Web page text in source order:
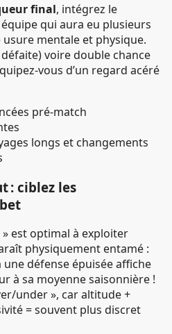
final, intégrez le
qui aura eu plusieurs
mentale et physique.
voire double chance
vous d’un regard acéré
pré-match
longs et changements
: ciblez les
» est optimal à exploiter
physiquement entamé :
défense épuisée affiche
à sa moyenne saisonnière !
under », car altitude +
= souvent plus discret